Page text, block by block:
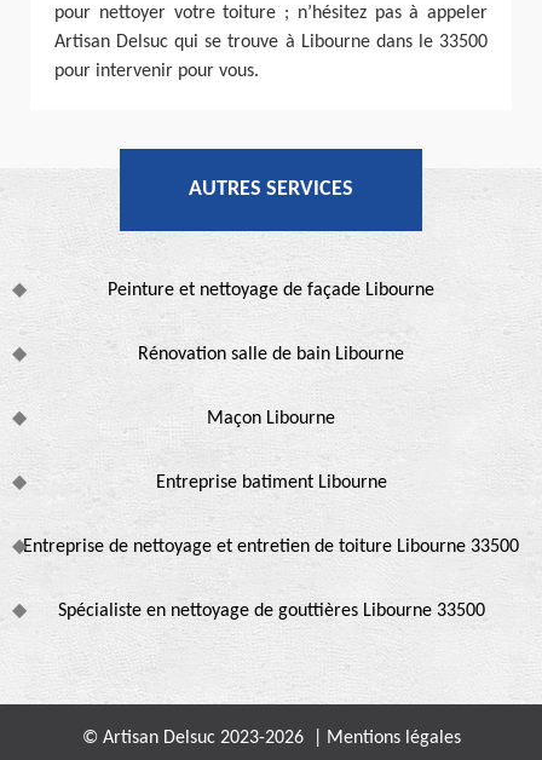
pour nettoyer votre toiture ; n’hésitez pas à appeler
Artisan Delsuc qui se trouve à Libourne dans le 33500
pour intervenir pour vous.
AUTRES SERVICES
Peinture et nettoyage de façade Libourne
Rénovation salle de bain Libourne
Maçon Libourne
Entreprise batiment Libourne
Entreprise de nettoyage et entretien de toiture Libourne 33500
Spécialiste en nettoyage de gouttières Libourne 33500
© Artisan Delsuc 2023-2026 | Mentions légales